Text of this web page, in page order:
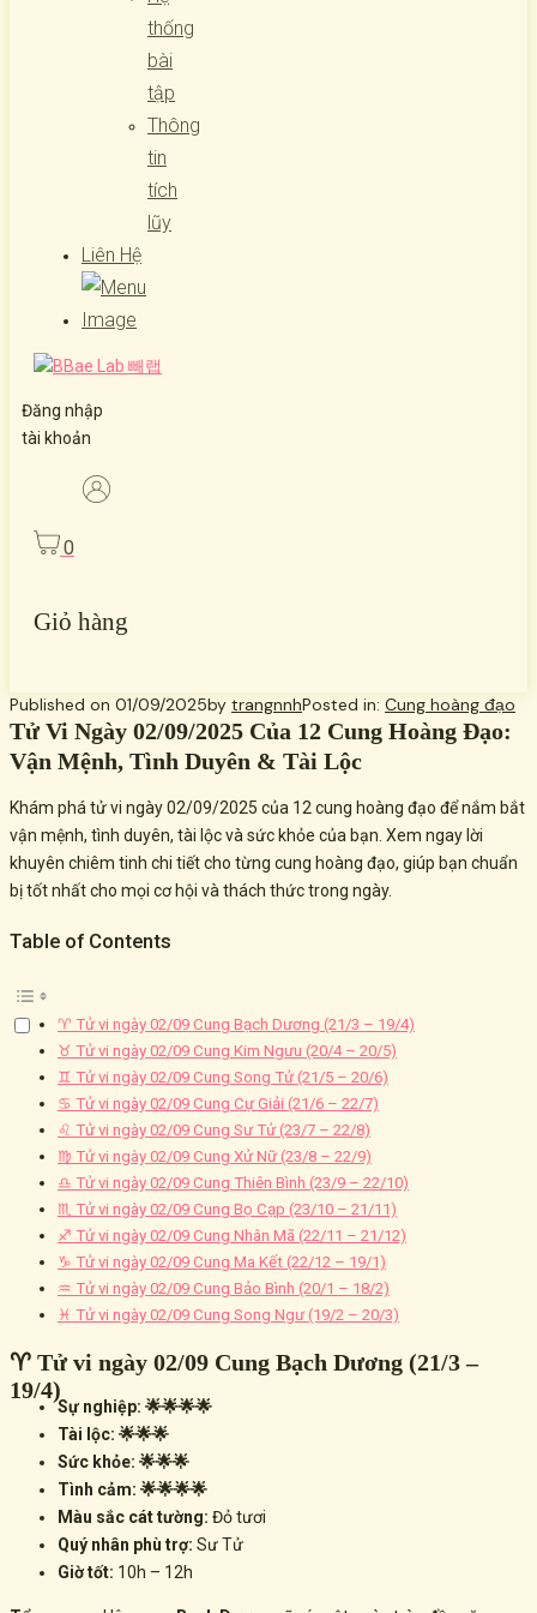
thống
bài
tập
Thông
tin
tích
lũy
Liên Hệ
Đăng nhập
tài khoản
0
Giỏ hàng
Published on 01/09/2025by trangnnhPosted in: Cung hoàng đạo
Tử Vi Ngày 02/09/2025 Của 12 Cung Hoàng Đạo:
Vận Mệnh, Tình Duyên & Tài Lộc
Khám phá tử vi ngày 02/09/2025 của 12 cung hoàng đạo để nắm bắt
vận mệnh, tình duyên, tài lộc và sức khỏe của bạn. Xem ngay lời
khuyên chiêm tinh chi tiết cho từng cung hoàng đạo, giúp bạn chuẩn
bị tốt nhất cho mọi cơ hội và thách thức trong ngày.
Table of Contents
♈ Tử vi ngày 02/09 Cung Bạch Dương (21/3 – 19/4)
♉ Tử vi ngày 02/09 Cung Kim Ngưu (20/4 – 20/5)
♊ Tử vi ngày 02/09 Cung Song Tử (21/5 – 20/6)
♋ Tử vi ngày 02/09 Cung Cự Giải (21/6 – 22/7)
♌ Tử vi ngày 02/09 Cung Sư Tử (23/7 – 22/8)
♍ Tử vi ngày 02/09 Cung Xử Nữ (23/8 – 22/9)
♎ Tử vi ngày 02/09 Cung Thiên Bình (23/9 – 22/10)
♏ Tử vi ngày 02/09 Cung Bọ Cạp (23/10 – 21/11)
♐ Tử vi ngày 02/09 Cung Nhân Mã (22/11 – 21/12)
♑ Tử vi ngày 02/09 Cung Ma Kết (22/12 – 19/1)
♒ Tử vi ngày 02/09 Cung Bảo Bình (20/1 – 18/2)
♓ Tử vi ngày 02/09 Cung Song Ngư (19/2 – 20/3)
♈ Tử vi ngày 02/09 Cung Bạch Dương (21/3 –
19/4)
Sự nghiệp: 🌟🌟🌟🌟
Tài lộc: 🌟🌟🌟
Sức khỏe: 🌟🌟🌟
Tình cảm: 🌟🌟🌟🌟
Màu sắc cát tường: Đỏ tươi
Quý nhân phù trợ: Sư Tử
Giờ tốt: 10h – 12h